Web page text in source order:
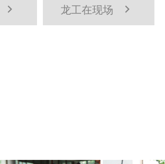
 龙工在现场 